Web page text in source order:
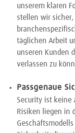
unserem klaren
stellen wir
täglichen Arbeit
unseren Kunden
verlassen zu
Passgenaue
Security ist keine
Risiken liegen in